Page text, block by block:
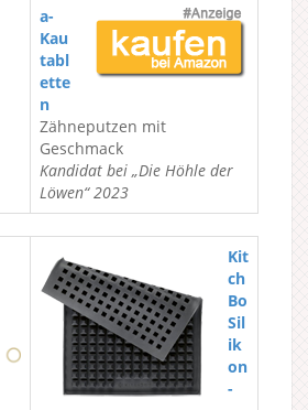
a-
Kau
tabl
ette
n
Zähneputzen mit
Geschmack
Kandidat bei „Die Höhle der
Löwen“ 2023
Kit
ch
Bo
Sil
ik
on
-